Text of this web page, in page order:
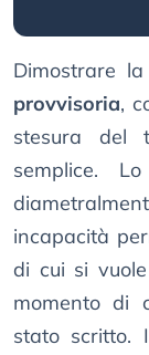
Dimostrare
provvisoria,
stesura del
semplice.
incapacità
di cui si
momento di
stato scritto.